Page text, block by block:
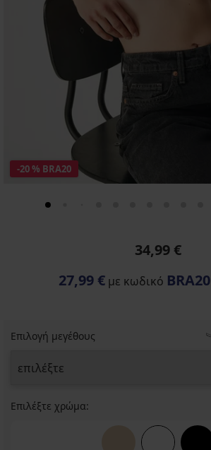
-20 % BRA20
34,99 €
27,99 €με κωδικό BRA20
Επιλογή μεγέθους
Επιλέξτε χρώμα: